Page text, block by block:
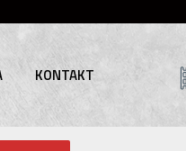
KONTAKT